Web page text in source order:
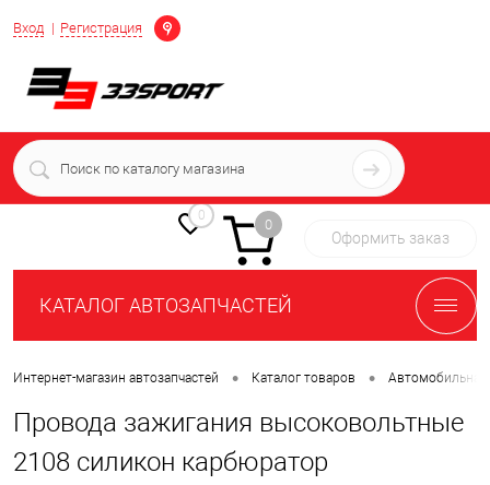
Вход Регистрация
Определение
+7 (939) 716-10-06
пн-пт 7:00-16:00 МСК
0
0
Оформить заказ
КАТАЛОГ АВТОЗАПЧАСТЕЙ
Интернет-магазин автозапчастей • Каталог товаров • Автомобильная
Провода зажигания высоковольтные
2108 силикон карбюратор